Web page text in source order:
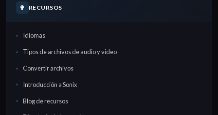
RECURSOS
Idiomas
Tipos de archivos de audio y video
Convertir archivos
Introducción a Sonix
Blog de recursos